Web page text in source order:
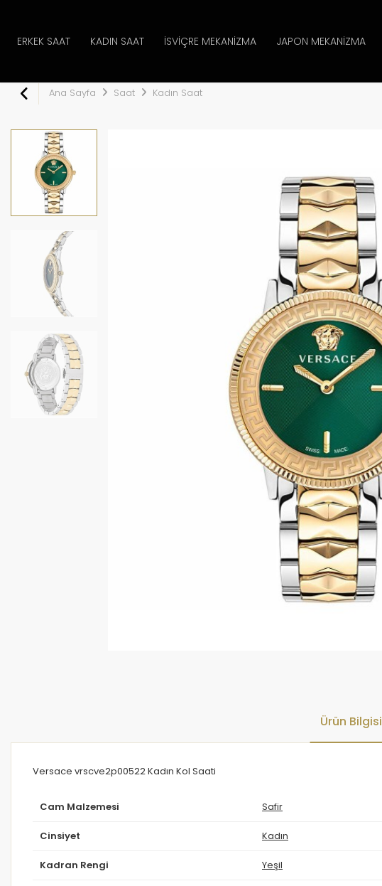
ERKEK SAAT KADIN SAAT İSVIÇRE MEKANIZMA JAPON MEKANIZMA
Ana Sayfa Saat Kadın Saat
Ürün Bilgisi
Versace vrscve2p00522 Kadın Kol Saati
Cam Malzemesi Safir
Cinsiyet Kadın
Kadran Rengi Yeşil